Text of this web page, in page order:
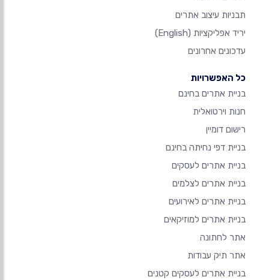
תבניות עיצוב אתרים
יריד אפליקציות (English)
עדכונים אחרונים
כל האפשרויות
בניית אתרים בחינם
חנות וירטואלית
רישום דומיין
בניית דפי נחיתה בחינם
בניית אתרים לעסקים
בניית אתרים לצלמים
בניית אתרים לאירועים
בניית אתרים למוזיקאים
אתר לחתונה
אתר תיק עבודות
בניית אתרים לעסקים קטנים